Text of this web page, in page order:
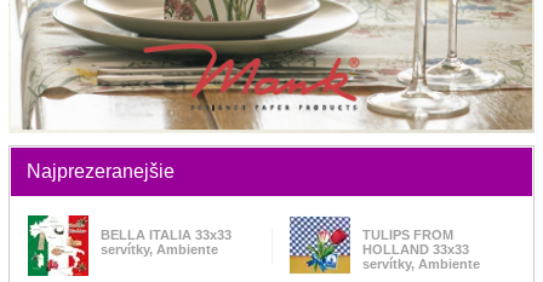
Najprezeranejšie
BELLA ITALIA 33x33
servítky, Ambiente
TULIPS FROM
HOLLAND 33x33
servítky, Ambiente